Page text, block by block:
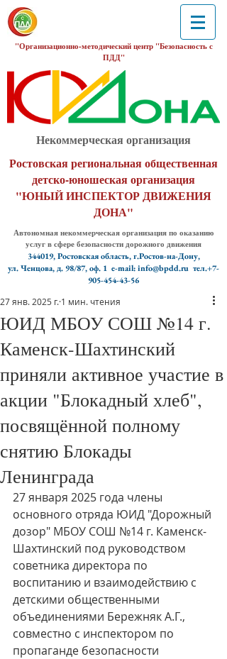
"Организационно-методический центр "Безопасность с
ПДД"
Некоммерческая организация
Ростовская региональная общественная
детско-юношеская организация
"ЮНЫЙ ИНСПЕКТОР ДВИЖЕНИЯ
ДОНА"
Автономная некоммерческая организация по оказанию
услуг в сфере безопасности дорожного движения
344019, Ростовская область, г.Ростов-на-Дону,
ул. Ченцова, д. 98/87, оф. 1 e-mail: info@bpdd.ru тел.+7-
905-454-43-56
ЮИД МБОУ СОШ №14 г.
Каменск-Шахтинский
приняли активное участие в
акции "Блокадный хлеб",
посвящённой полному
снятию Блокады
Ленинграда
27 янв. 2025 г. 1 мин. чтения
27 января 2025 года члены
основного отряда ЮИД "Дорожный
дозор" МБОУ СОШ №14 г. Каменск-
Шахтинский под руководством
советника директора по
воспитанию и взаимодействию с
детскими общественными
объединениями Бережняк А.Г.,
совместно с инспектором по
пропаганде безопасности